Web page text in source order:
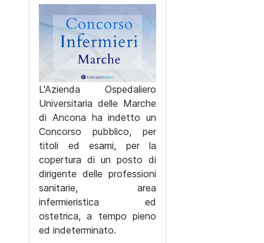
L'Azienda Ospedaliero
Universitaria delle Marche
di Ancona ha indetto un
Concorso pubblico, per
titoli ed esami, per la
copertura di un posto di
dirigente delle professioni
sanitarie, area
infermieristica ed
ostetrica, a tempo pieno
ed indeterminato.